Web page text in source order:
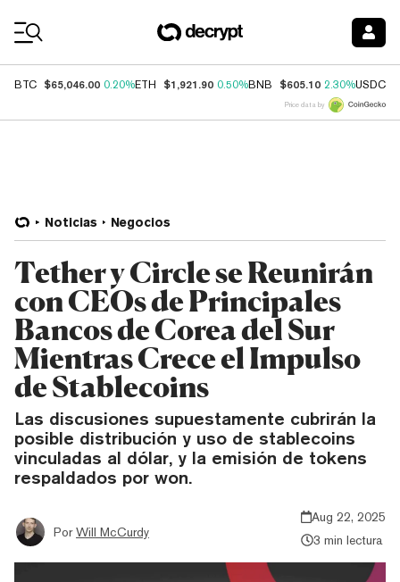
BTC $65,046.00 0.20%ETH $1,921.90 0.50%BNB $605.10 2.30%USDC
Price data by
Noticias Negocios
Tether y Circle se Reunirán
con CEOs de Principales
Bancos de Corea del Sur
Mientras Crece el Impulso
de Stablecoins
Las discusiones supuestamente cubrirán la
posible distribución y uso de stablecoins
vinculadas al dólar, y la emisión de tokens
respaldados por won.
Por Will McCurdy
Aug 22, 2025
3 min lectura